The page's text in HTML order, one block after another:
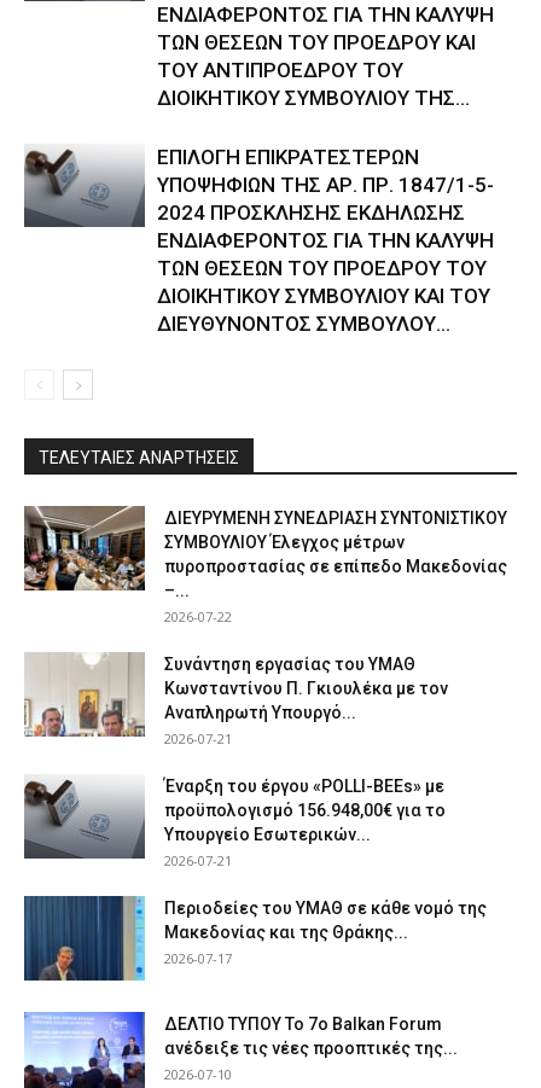
ΕΝΔΙΑΦΕΡΟΝΤΟΣ ΓΙΑ ΤΗΝ ΚΑΛΥΨΗ
ΤΩΝ ΘΕΣΕΩΝ ΤΟΥ ΠΡΟΕΔΡΟΥ ΚΑΙ
ΤΟΥ ΑΝΤΙΠΡΟΕΔΡΟΥ ΤΟΥ
ΔΙΟΙΚΗΤΙΚΟΥ ΣΥΜΒΟΥΛΙΟΥ ΤΗΣ...
ΕΠΙΛΟΓΗ ΕΠΙΚΡΑΤΕΣΤΕΡΩΝ
ΥΠΟΨΗΦΙΩΝ ΤΗΣ ΑΡ. ΠΡ. 1847/1-5-
2024 ΠΡΟΣΚΛΗΣΗΣ ΕΚΔΗΛΩΣΗΣ
ΕΝΔΙΑΦΕΡΟΝΤΟΣ ΓΙΑ ΤΗΝ ΚΑΛΥΨΗ
ΤΩΝ ΘΕΣΕΩΝ ΤΟΥ ΠΡΟΕΔΡΟΥ ΤΟΥ
ΔΙΟΙΚΗΤΙΚΟΥ ΣΥΜΒΟΥΛΙΟΥ ΚΑΙ ΤΟΥ
ΔΙΕΥΘΥΝΟΝΤΟΣ ΣΥΜΒΟΥΛΟΥ...
ΤΕΛΕΥΤΑΙΕΣ ΑΝΑΡΤΗΣΕΙΣ
ΔΙΕΥΡΥΜΕΝΗ ΣΥΝΕΔΡΙΑΣΗ ΣΥΝΤΟΝΙΣΤΙΚΟΥ
ΣΥΜΒΟΥΛΙΟΥ Έλεγχος μέτρων
πυροπροστασίας σε επίπεδο Μακεδονίας
–...
2026-07-22
Συνάντηση εργασίας του ΥΜΑΘ
Κωνσταντίνου Π. Γκιουλέκα με τον
Αναπληρωτή Υπουργό...
2026-07-21
Έναρξη του έργου «POLLI-BEEs» με
προϋπολογισμό 156.948,00€ για το
Υπουργείο Εσωτερικών...
2026-07-21
Περιοδείες του ΥΜΑΘ σε κάθε νομό της
Μακεδονίας και της Θράκης...
2026-07-17
ΔΕΛΤΙΟ ΤΥΠΟΥ Το 7ο Balkan Forum
ανέδειξε τις νέες προοπτικές της...
2026-07-10